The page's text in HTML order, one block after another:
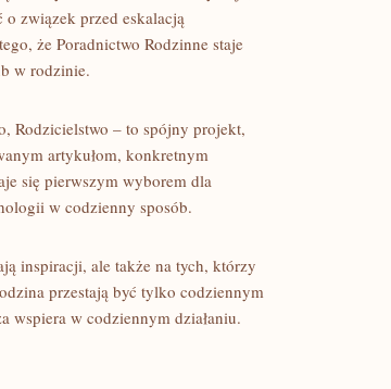
związek przed eskalacją
że Poradnictwo Rodzinne staje
w rodzinie.
Rodzicielstwo – to spójny projekt,
artykułom, konkretnym
się pierwszym wyborem dla
w codzienny sposób.
inspiracji, ale także na tych, którzy
przestają być tylko codziennym
wspiera w codziennym działaniu.